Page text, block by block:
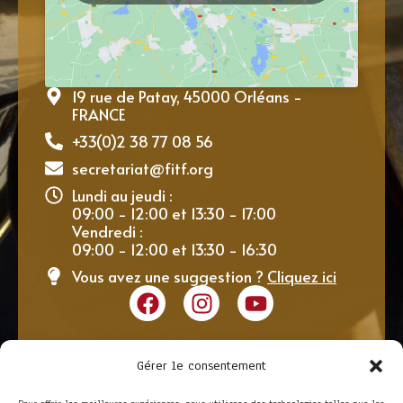
Gérer le consentement
19 rue de Patay, 45000 Orléans -
FRANCE
+33(0)2 38 77 08 56
secretariat@fitf.org
Lundi au jeudi :
09:00 - 12:00 et 13:30 - 17:00
Vendredi :
09:00 - 12:00 et 13:30 - 16:30
Vous avez une suggestion ? Cliquez ici